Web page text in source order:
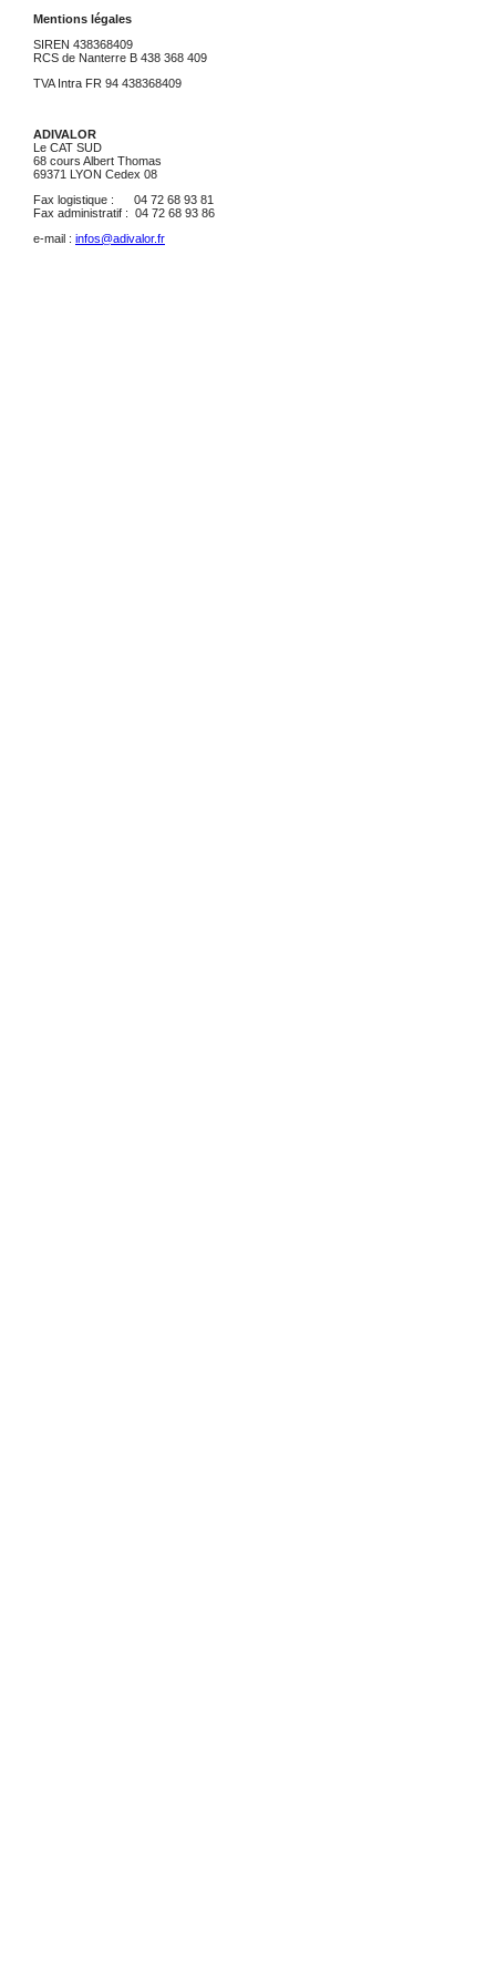
Mentions légales
SIREN 438368409
RCS de Nanterre B 438 368 409
TVA Intra FR 94 438368409
ADIVALOR
Le CAT SUD
68 cours Albert Thomas
69371 LYON Cedex 08
Fax logistique : 04 72 68 93 81
Fax administratif : 04 72 68 93 86
e-mail : infos@adivalor.fr